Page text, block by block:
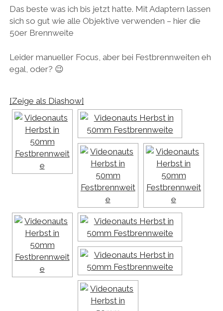
Das beste was ich bis jetzt hatte. Mit Adaptern lassen
sich so gut wie alle Objektive verwenden – hier die
50er Brennweite
Leider manueller Focus, aber bei Festbrennweiten eh
egal, oder? 😉
[Zeige als Diashow]